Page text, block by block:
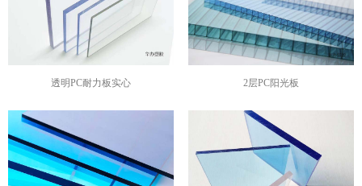
透明PC耐力板实心 2层PC阳光板